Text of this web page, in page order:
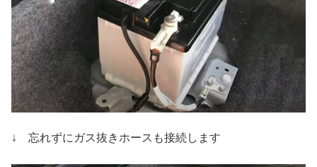
↓ 忘れずにガス抜きホースも接続します